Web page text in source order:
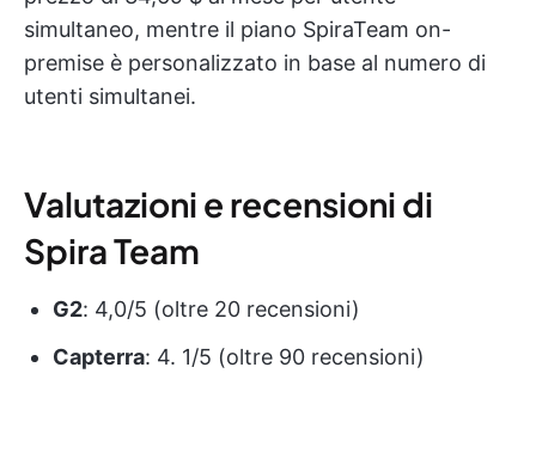
simultaneo, mentre il piano SpiraTeam on-
premise è personalizzato in base al numero di
utenti simultanei.
Valutazioni e recensioni di
Spira Team
G2: 4,0/5 (oltre 20 recensioni)
Capterra: 4. 1/5 (oltre 90 recensioni)